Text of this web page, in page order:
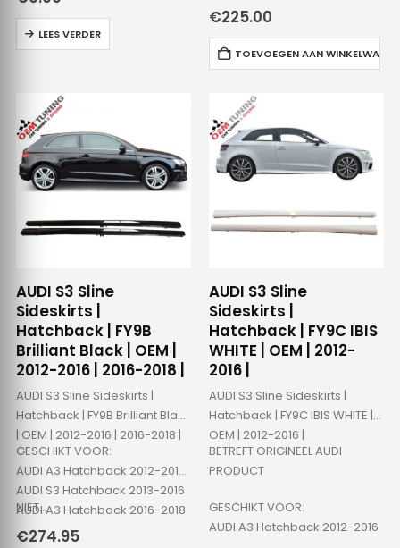
LEES VERDER
€225.00
TOEVOEGEN AAN
AUDI S3 Sline
Sideskirts |
Hatchback | FY9B
Brilliant Black | OEM |
2012-2016 | 2016-2018 |
AUDI S3 Sline Sideskirts |
Hatchback | FY9B Brilliant Black
| OEM | 2012-2016 | 2016-2018 |
GESCHIKT VOOR:
AUDI A3 Hatchback 2012-2016
AUDI S3 Hatchback 2013-2016
AUDI A3 Hatchback 2016-2018
AUDI S3 Hatchback 2016-2018
NIET…
€274.95
AUDI S3 Sline
Sideskirts |
Hatchback | FY9C IBIS
WHITE | OEM | 2012-
2016 |
AUDI S3 Sline Sideskirts |
Hatchback | FY9C IBIS WHITE |
OEM | 2012-2016 |
BETREFT ORIGINEEL AUDI
PRODUCT
GESCHIKT VOOR:
AUDI A3 Hatchback 2012-2016